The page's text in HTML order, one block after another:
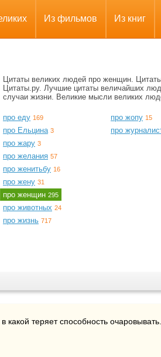
Из фильмов Из книг
Цитаты великих людей про женщин.
Цитаты.ру. Лучшие цитаты величайших
случаи жизни. Великие мысли великих
про еду 169
про Ельцина 3
про жару 3
про желания 57
про женитьбу 16
про жену 31
про женщин 295
про животных 24
про жизнь 717
про жопу 15
про
теряет способность очаровывать.